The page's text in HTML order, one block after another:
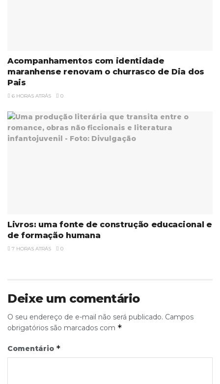
Acompanhamentos com identidade
maranhense renovam o churrasco de Dia dos
Pais
6 HORAS ATRÁS 0
Livros: uma fonte de construção educacional e
de formação humana
7 HORAS ATRÁS 0
Deixe um comentário
O seu endereço de e-mail não será publicado. Campos
obrigatórios são marcados com *
Comentário *